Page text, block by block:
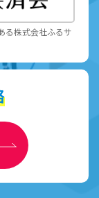
る株式会社ふるサ